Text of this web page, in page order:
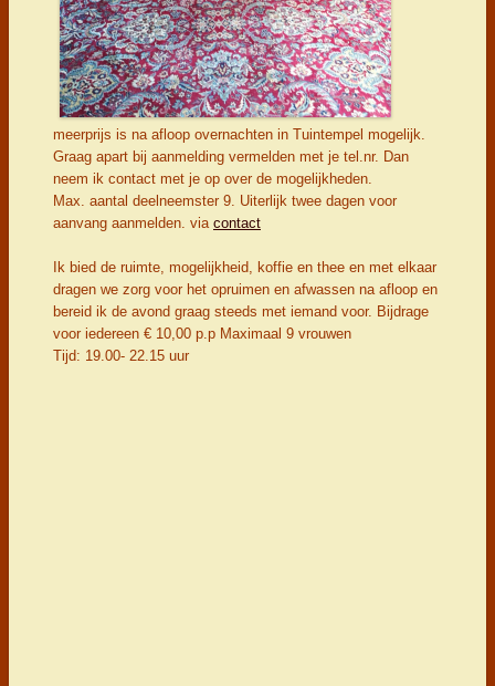
meerprijs is na afloop overnachten in Tuintempel mogelijk.
Graag apart bij aanmelding vermelden met je tel.nr. Dan
neem ik contact met je op over de mogelijkheden.
Max. aantal deelneemster 9. Uiterlijk twee dagen voor
aanvang aanmelden. via contact
Ik bied de ruimte, mogelijkheid, koffie en thee en met elkaar
dragen we zorg voor het opruimen en afwassen na afloop en
bereid ik de avond graag steeds met iemand voor. Bijdrage
voor iedereen € 10,00 p.p Maximaal 9 vrouwen
Tijd: 19.00- 22.15 uur